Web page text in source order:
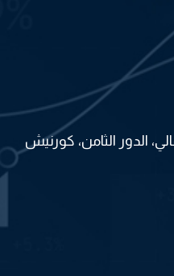
الدور الثامن، كورنيش